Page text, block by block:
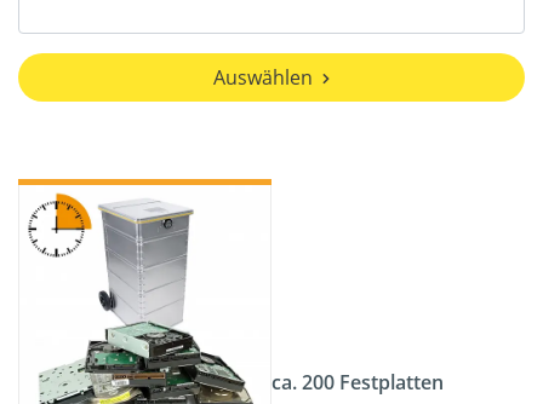
Auswählen
ca. 200 Festplatten